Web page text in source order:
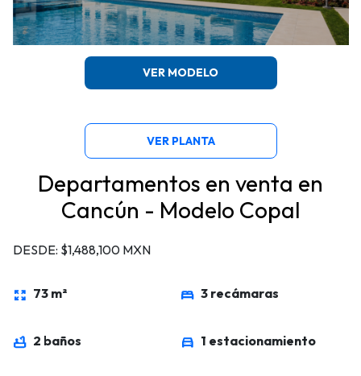
VER MODELO
VER PLANTA
Departamentos en venta en
Cancún - Modelo Copal
DESDE: $1,488,100 MXN
zoom_out_map 73 m² bed 3 recámaras
bathtub 2 baños directions_car 1 estacionamiento